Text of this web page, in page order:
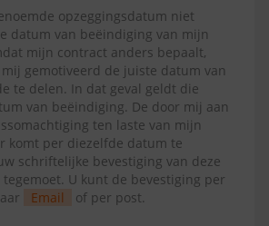
opzeggingsdatum niet
datum van beëindiging van mijn
mijn contract anders bepaalt,
gemotiveerd de juiste datum van
te delen. In dat geval geldt die
van beëindiging. De door mij aan
ten laste van mijn
komt per diezelfde datum te
schriftelijke bevestiging van deze
tegemoet. U kunt de bevestiging per
Email of per post.